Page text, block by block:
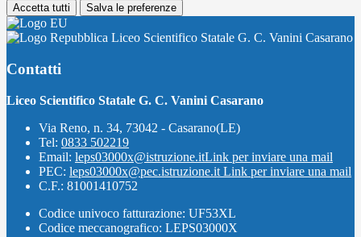
Accetta tutti Salva le preferenze
Liceo Scientifico Statale G. C. Vanini Casarano
Contatti
Liceo Scientifico Statale G. C. Vanini Casarano
Via Reno, n. 34, 73042 - Casarano(LE)
Tel: 0833 502219
Email: leps03000x@istruzione.itLink per inviare una mail
PEC: leps03000x@pec.istruzione.it Link per inviare una mail
C.F.: 81001410752
Codice univoco fatturazione: UF53XL
Codice meccanografico: LEPS03000X